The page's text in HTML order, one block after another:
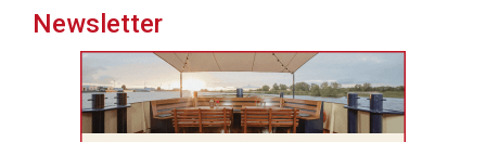
Newsletter